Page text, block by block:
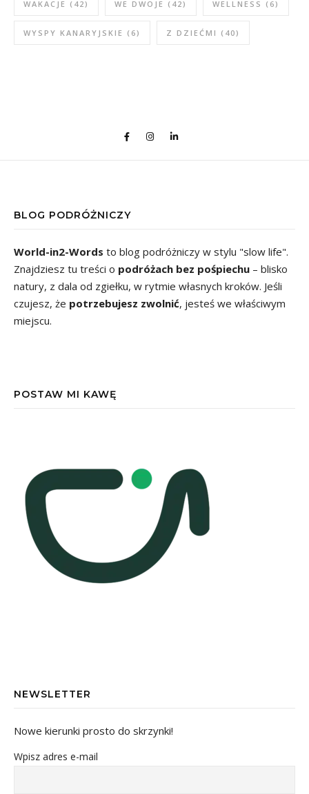
WAKACJE (42) WE DWOJE (42) WELLNESS (6)
WYSPY KANARYJSKIE (6) Z DZIEĆMI (40)
BLOG PODRÓŻNICZY
World-in2-Words to blog podróżniczy w stylu "slow life".
Znajdziesz tu treści o podróżach bez pośpiechu – blisko
natury, z dala od zgiełku, w rytmie własnych kroków. Jeśli
czujesz, że potrzebujesz zwolnić, jesteś we właściwym
miejscu.
POSTAW MI KAWĘ
NEWSLETTER
Nowe kierunki prosto do skrzynki!
Wpisz adres e-mail